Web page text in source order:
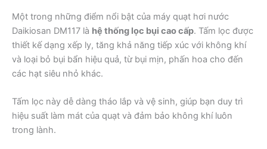
Một trong những điểm nổi bật của máy quạt hơi nước
Daikiosan DM117 là hệ thống lọc bụi cao cấp. Tấm lọc được
thiết kế dạng xếp ly, tăng khả năng tiếp xúc với không khí
và loại bỏ bụi bẩn hiệu quả, từ bụi mịn, phấn hoa cho đến
các hạt siêu nhỏ khác.
Tấm lọc này dễ dàng tháo lắp và vệ sinh, giúp bạn duy trì
hiệu suất làm mát của quạt và đảm bảo không khí luôn
trong lành.